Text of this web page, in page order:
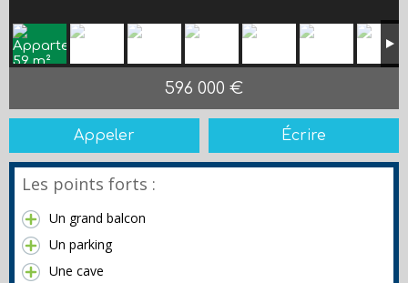
596 000 €
Appeler Écrire
Les points forts :
Un grand balcon
Un parking
Une cave